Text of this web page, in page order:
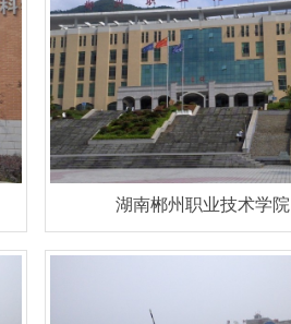
湖南郴州职业技术学院